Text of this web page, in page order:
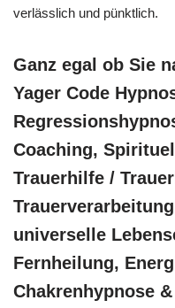
verlässlich und pünktlich.
Ganz egal ob Sie
Yager Code
Coaching,
Trauerhilfe /
universelle
Fernheilung,
Chakrenhypnose